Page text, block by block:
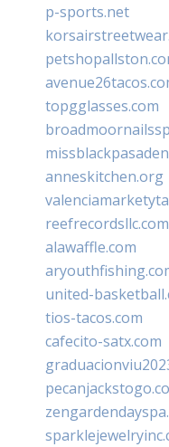
p-sports.net
topgglasses.com
anneskitchen.org
reefrecordsllc.com
alawaffle.com
united-
tios-tacos.com
cafecito-satx.com